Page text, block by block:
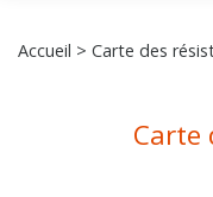
Accueil > Carte des
Carte